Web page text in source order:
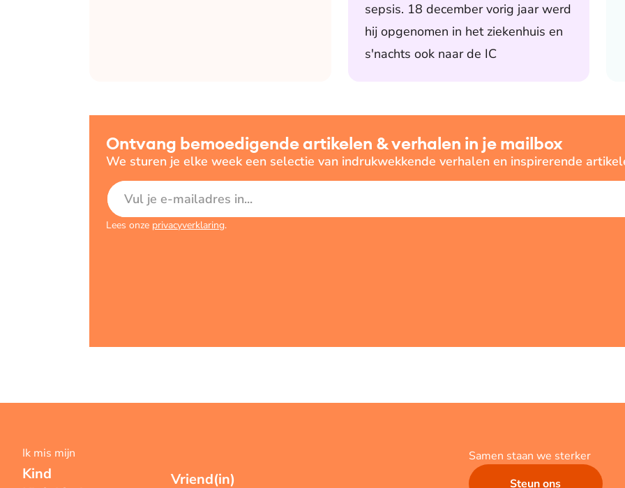
sepsis. 18 december vorig jaar werd
hij opgenomen in het ziekenhuis en
s'nachts ook naar de IC
Ontvang bemoedigende artikelen & verhalen in je mailbox
We sturen je elke week een selectie van indrukwekkende verhalen en inspirerende
E-mailadres
Lees onze privacyverklaring.
Ik mis mijn
Kind
Vriend(in)
Samen staan we sterker
Steun ons